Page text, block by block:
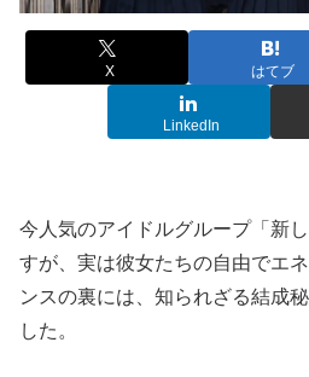
X はてブ
LinkedIn
今人気のアイドルグループ「新
すが、実は彼女たちの自由でエ
ンスの裏には、知られざる結成
した。